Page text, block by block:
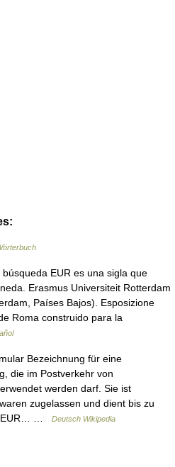
EUR es una sigla que
Erasmus Universiteit Rotterdam
Países Bajos). Esposizione
Roma construido para la
Bezeichnung für eine
die im Postverkehr von
werden darf. Sie ist
zugelassen und dient bis zu
EUR… …
Deutsch Wikipedia